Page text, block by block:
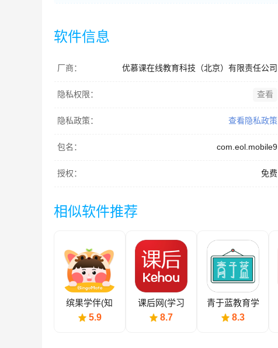
软件信息
厂商： 优慕课在线教育科技（北京）有限责任公司
隐私权限： 查看
隐私政策： 查看隐私政策
包名： com.eol.mobile9
授权： 免费
相似软件推荐
缤果学伴(知
识课程学习)
5.9
课后网(学习
教育)
8.7
青于蓝教育学
习8.3